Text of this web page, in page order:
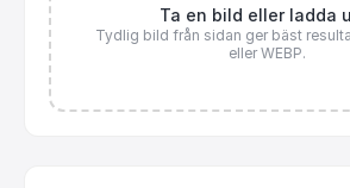
Ta en bild eller ladda
Tydlig bild från sidan ger bäst
eller WEBP.